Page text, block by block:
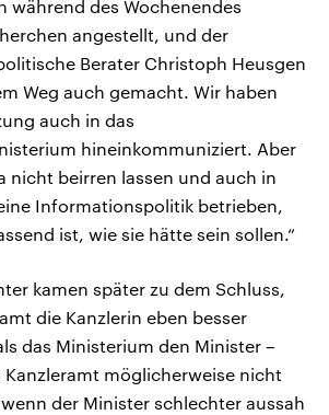
während des Wochenendes
angestellt, und der
Berater Christoph Heusgen
Weg auch gemacht. Wir haben
auch in das
hineinkommuniziert. Aber
nicht beirren lassen und auch in
Informationspolitik betrieben,
ist, wie sie hätte sein sollen.“
kamen später zu dem Schluss,
die Kanzlerin eben besser
das Ministerium den Minister –
Kanzleramt möglicherweise nicht
der Minister schlechter aussah